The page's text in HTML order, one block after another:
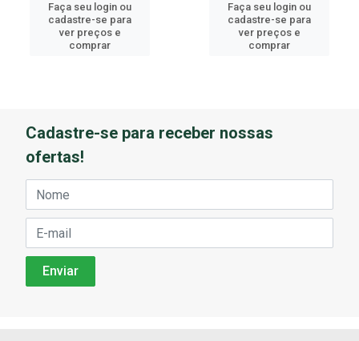
Faça seu login ou
cadastre-se para
ver preços e
comprar
Faça seu login ou
cadastre-se para
ver preços e
comprar
Cadastre-se para receber nossas
ofertas!